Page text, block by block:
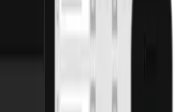
ರಾತ್ರೋರಾತ್ರಿ ಸ್ಟಾಕ್ ಖಾಲಿ
ತಿಂಗಳು ಪೂರ್ಣ ದಿನ